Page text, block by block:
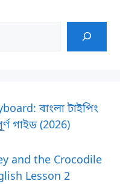
বাংলা টাইপিং
গাইড (2026)
and the Crocodile
Lesson 2